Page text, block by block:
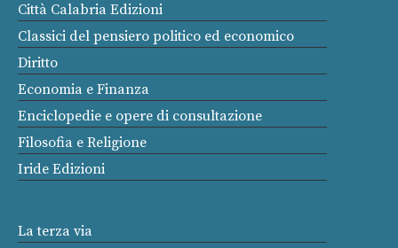
Città Calabria Edizioni
Classici del pensiero politico ed economico
Diritto
Economia e Finanza
Enciclopedie e opere di consultazione
Filosofia e Religione
Iride Edizioni
La terza via